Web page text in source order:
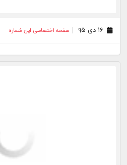
صفحه اختصاصی این شماره